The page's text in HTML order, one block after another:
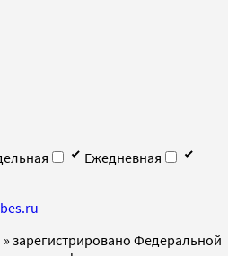
Ежедневная
» зарегистрировано Федеральной